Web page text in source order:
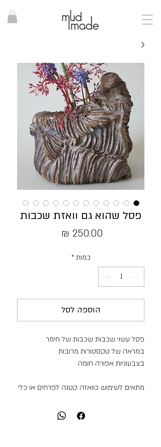
פסל שהוא גם וואזת שכבות
כמות *
הוספה לסל
פסל עשוי שכבות שכבות של חימר
במראה של טקסטורות מרובות
בצבעוניות אפורה חומה
מתאים לשימוש כוואזה קטנה לפרחים או כלי